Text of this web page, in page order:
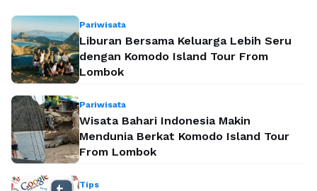
Pariwisata
Liburan Bersama Keluarga Lebih Seru
dengan Komodo Island Tour From
Lombok
Pariwisata
Wisata Bahari Indonesia Makin
Mendunia Berkat Komodo Island Tour
From Lombok
Tips